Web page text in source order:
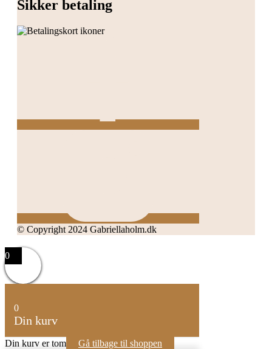
Sikker betaling
© Copyright 2024 Gabriellaholm.dk
0
0
Din kurv
Din kurv er tom Gå tilbage til shoppen